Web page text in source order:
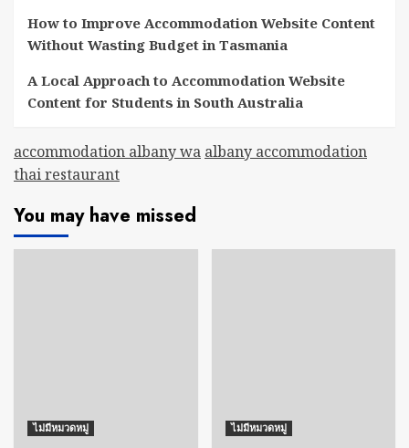
How to Improve Accommodation Website Content
Without Wasting Budget in Tasmania
A Local Approach to Accommodation Website
Content for Students in South Australia
accommodation albany wa albany accommodation
thai restaurant
You may have missed
ไม่มีหมวดหมู่ ไม่มีหมวดหมู่